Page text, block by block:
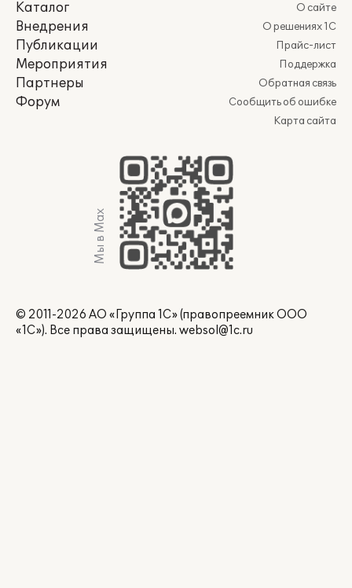
Каталог
Внедрения
Публикации
Мероприятия
Партнеры
Форум
О сайте
О решениях 1С
Прайс-лист
Поддержка
Обратная связь
Сообщить об ошибке
Карта сайта
Мы в Max
© 2011-2026 АО «Группа 1С» (правопреемник ООО
«1С»). Все права защищены. websol@1c.ru